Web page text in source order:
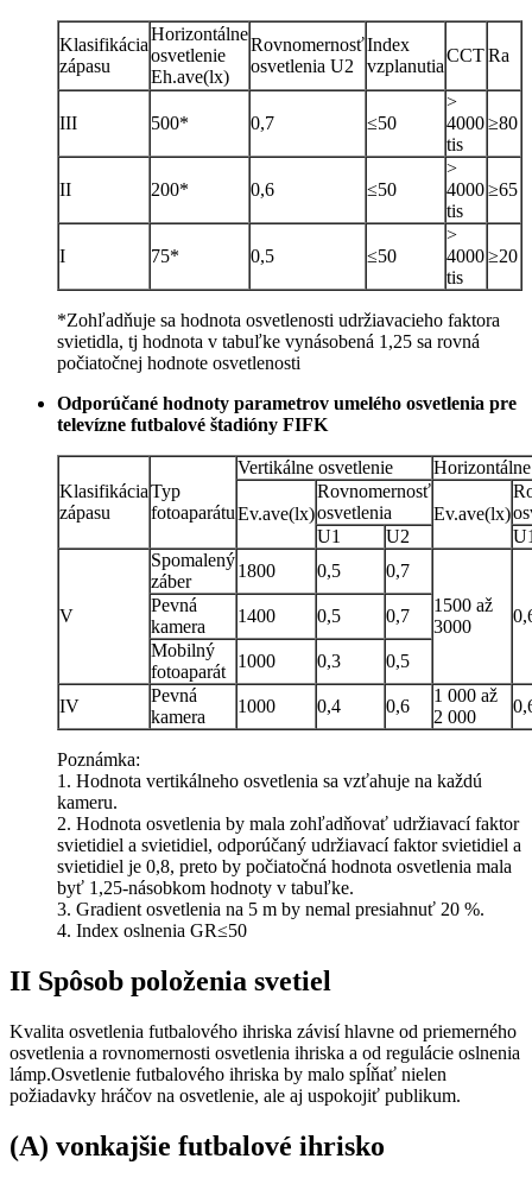
Klasifikácia
zápasu
Horizontálne
osvetlenie
Eh.ave(lx)
Rovnomernosť
osvetlenia U2
Index
vzplanutia
CCTRa
III 500* 0,7 ≤50
>
4000
tis
≥80
II 200* 0,6 ≤50
>
4000
tis
≥65
I 75* 0,5 ≤50
>
4000
tis
≥20
*Zohľadňuje sa hodnota osvetlenosti udržiavacieho faktora
svietidla, tj hodnota v tabuľke vynásobená 1,25 sa rovná
počiatočnej hodnote osvetlenosti
Odporúčané hodnoty parametrov umelého osvetlenia pre
televízne futbalové štadióny FIFK
Klasifikácia
zápasu
Typ
fotoaparátu
Vertikálne osvetlenie
Ev.ave(lx)
Rovnomernosť
osvetlenia
Ev.ave(lx)
U1
U2
V
Spomalený
záber
1800 0,5
0,7
1500 až
3000
Pevná
kamera
1400 0,5
0,7
Mobilný
fotoaparát
1000 0,3 0,5
IV
Pevná
kamera
1000 0,4 0,6
1 000 až
2 000
Poznámka:
1. Hodnota vertikálneho osvetlenia sa vzťahuje na každú
kameru.
2. Hodnota osvetlenia by mala zohľadňovať udržiavací faktor
svietidiel a svietidiel, odporúčaný udržiavací faktor svietidiel a
svietidiel je 0,8, preto by počiatočná hodnota osvetlenia mala
byť 1,25-násobkom hodnoty v tabuľke.
3. Gradient osvetlenia na 5 m by nemal presiahnuť 20 %.
4. Index oslnenia GR≤50
II Spôsob položenia svetiel
Kvalita osvetlenia futbalového ihriska závisí hlavne od priemerného
osvetlenia a rovnomernosti osvetlenia ihriska a od regulácie oslnenia
lámp.Osvetlenie futbalového ihriska by malo spĺňať nielen
požiadavky hráčov na osvetlenie, ale aj uspokojiť publikum.
(A) vonkajšie futbalové ihrisko